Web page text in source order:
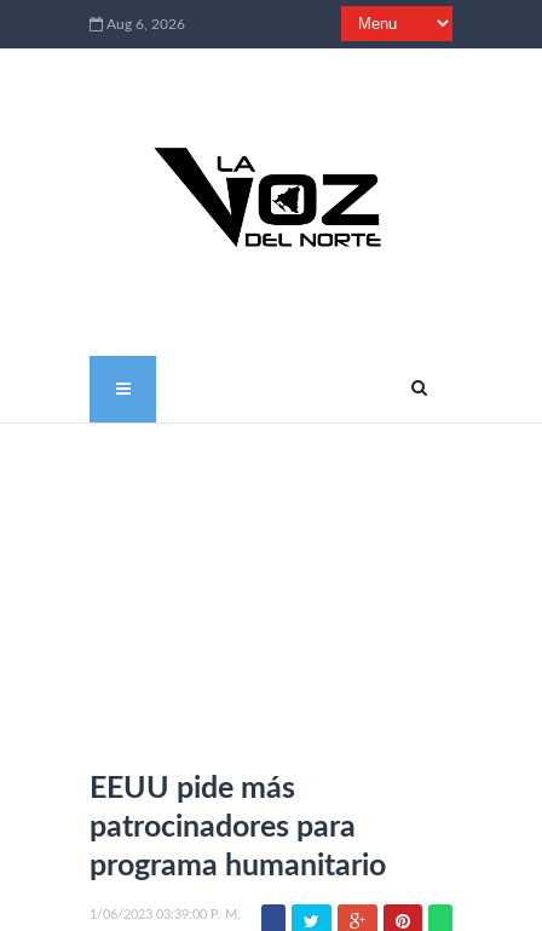
Aug 6, 2026
EEUU pide más
patrocinadores para
programa humanitario
1/06/2023 03:39:00 P. M.